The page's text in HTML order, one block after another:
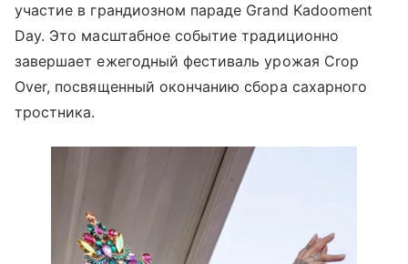
участие в грандиозном параде Grand Kadooment
Day. Это масштабное событие традиционно
завершает ежегодный фестиваль урожая Crop
Over, посвященный окончанию сбора сахарного
тростника.